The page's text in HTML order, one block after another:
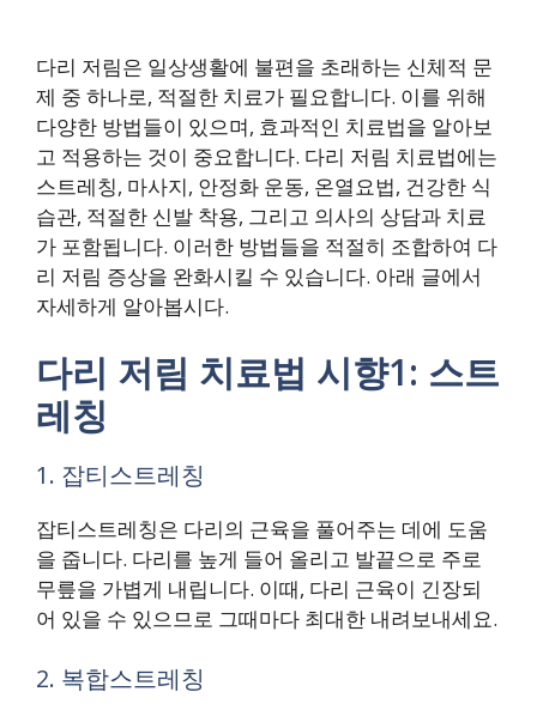
다리 저림은 일상생활에 불편을 초래하는 신체적 문
제 중 하나로, 적절한 치료가 필요합니다. 이를 위해
다양한 방법들이 있으며, 효과적인 치료법을 알아보
고 적용하는 것이 중요합니다. 다리 저림 치료법에는
스트레칭, 마사지, 안정화 운동, 온열요법, 건강한 식
습관, 적절한 신발 착용, 그리고 의사의 상담과 치료
가 포함됩니다. 이러한 방법들을 적절히 조합하여 다
리 저림 증상을 완화시킬 수 있습니다. 아래 글에서
자세하게 알아봅시다.
다리 저림 치료법 시향1: 스트
레칭
1. 잡티스트레칭
잡티스트레칭은 다리의 근육을 풀어주는 데에 도움
을 줍니다. 다리를 높게 들어 올리고 발끝으로 주로
무릎을 가볍게 내립니다. 이때, 다리 근육이 긴장되
어 있을 수 있으므로 그때마다 최대한 내려보내세요.
2. 복합스트레칭